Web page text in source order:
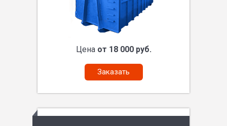
Цена от 18 000 руб.
Заказать